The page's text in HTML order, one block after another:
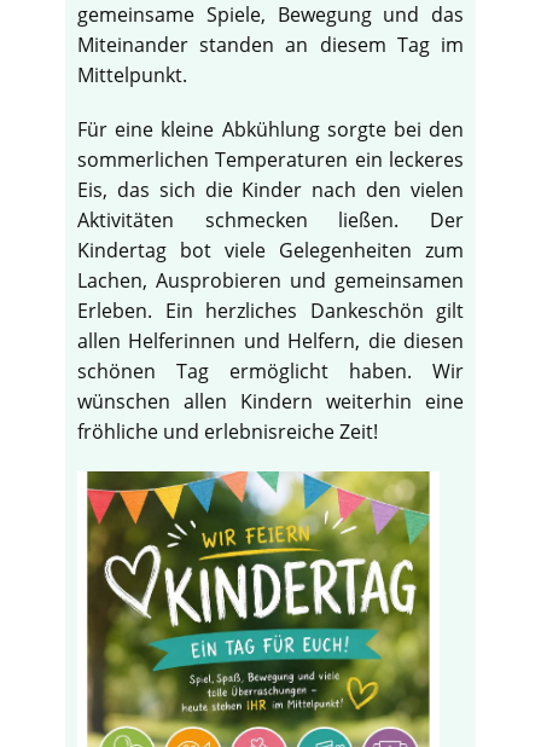
gemeinsame Spiele, Bewegung und das
Miteinander standen an diesem Tag im
Mittelpunkt.
Für eine kleine Abkühlung sorgte bei den
sommerlichen Temperaturen ein leckeres
Eis, das sich die Kinder nach den vielen
Aktivitäten schmecken ließen. Der
Kindertag bot viele Gelegenheiten zum
Lachen, Ausprobieren und gemeinsamen
Erleben. Ein herzliches Dankeschön gilt
allen Helferinnen und Helfern, die diesen
schönen Tag ermöglicht haben. Wir
wünschen allen Kindern weiterhin eine
fröhliche und erlebnisreiche Zeit!